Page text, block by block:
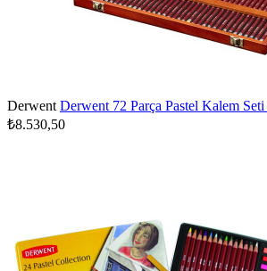
Derwent Derwent 72 Parça Pastel Kalem
₺8.530,50